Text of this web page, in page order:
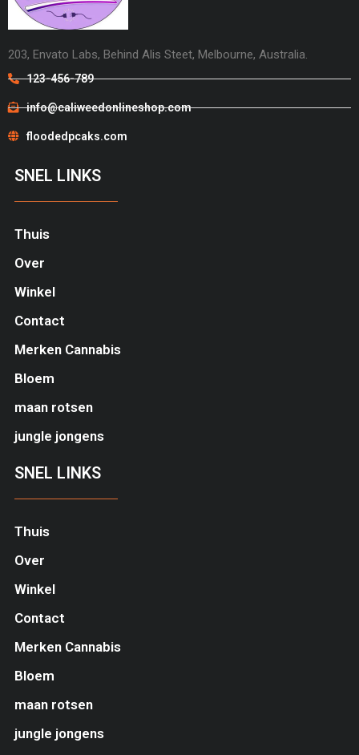
203, Envato Labs, Behind Alis Steet, Melbourne, Australia.
123-456-789
info@caliweedonlineshop.com
floodedpcaks.com
SNEL LINKS
Thuis
Over
Winkel
Contact
Merken Cannabis
Bloem
maan rotsen
jungle jongens
SNEL LINKS
Thuis
Over
Winkel
Contact
Merken Cannabis
Bloem
maan rotsen
jungle jongens